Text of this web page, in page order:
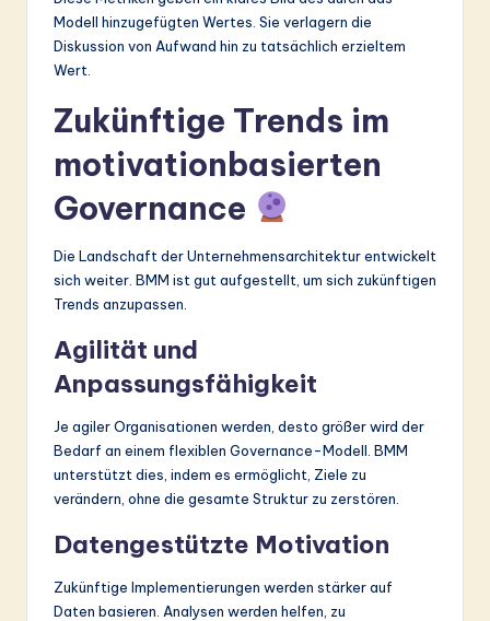
Modell hinzugefügten Wertes. Sie verlagern die
Diskussion von Aufwand hin zu tatsächlich erzieltem
Wert.
Zukünftige Trends im
motivationbasierten
Governance
Die Landschaft der Unternehmensarchitektur entwickelt
sich weiter. BMM ist gut aufgestellt, um sich zukünftigen
Trends anzupassen.
Agilität und
Anpassungsfähigkeit
Je agiler Organisationen werden, desto größer wird der
Bedarf an einem flexiblen Governance-Modell. BMM
unterstützt dies, indem es ermöglicht, Ziele zu
verändern, ohne die gesamte Struktur zu zerstören.
Datengestützte Motivation
Zukünftige Implementierungen werden stärker auf
Daten basieren. Analysen werden helfen, zu